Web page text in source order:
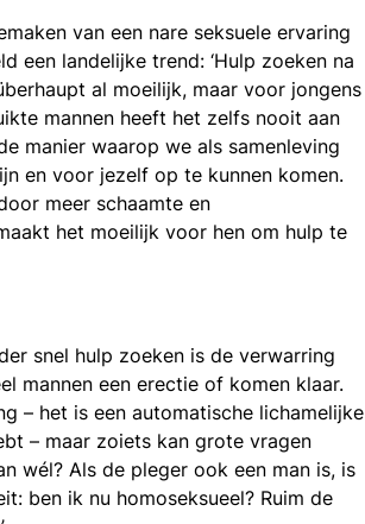
van een nare seksuele ervaring
een landelijke trend: ‘Hulp zoeken na
al moeilijk, maar voor jongens
mannen heeft het zelfs nooit aan
manier waarop we als samenleving
en voor jezelf op te kunnen komen.
meer schaamte en
het moeilijk voor hen om hulp te
snel hulp zoeken is de verwarring
mannen een erectie of komen klaar.
– het is een automatische lichamelijke
– maar zoiets kan grote vragen
wél? Als de pleger ook een man is, is
ben ik nu homoseksueel? Ruim de